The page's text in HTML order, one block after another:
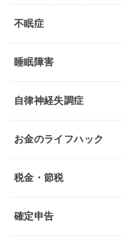
不眠症
睡眠障害
自律神経失調症
お金のライフハック
税金・節税
確定申告